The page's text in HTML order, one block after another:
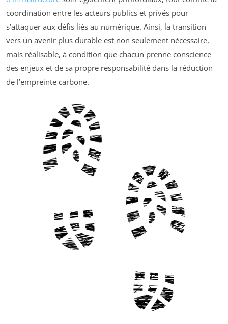
coordination entre les acteurs publics et privés pour
s’attaquer aux défis liés au numérique. Ainsi, la transition
vers un avenir plus durable est non seulement nécessaire,
mais réalisable, à condition que chacun prenne conscience
des enjeux et de sa propre responsabilité dans la réduction
de l’empreinte carbone.